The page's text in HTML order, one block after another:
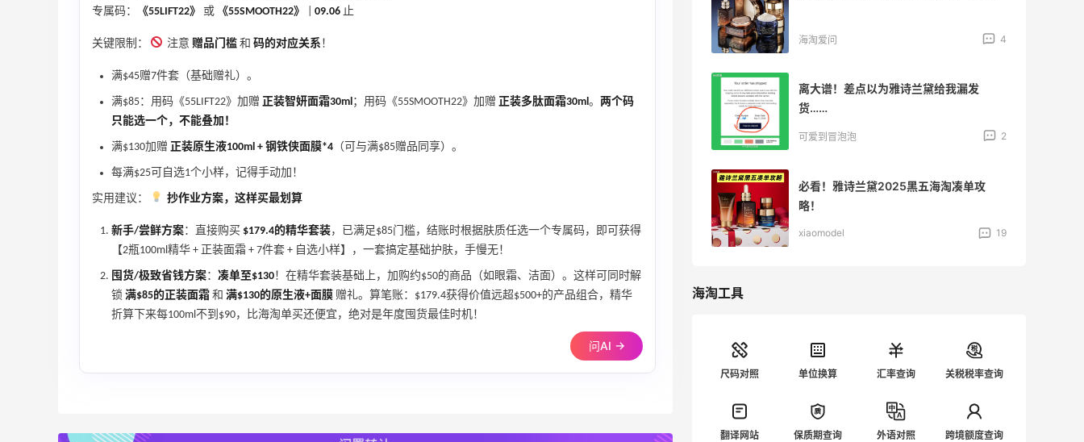
专属码：
《55LIFT22》 或 《55SMOOTH22》 09.06 止
关键限制： 注意 赠品门槛 和 码的对应关系 ！
满$45赠7件套（基础赠礼）。
满$85：用码《55LIFT22》加赠 正装智妍面霜30ml ；用码《55SMOOTH22》加赠 正装多肽面霜30ml 。 两个码
只能选一个，不能叠加！
满$130加赠 正装原生液100ml + 钢铁侠面膜*4 （可与满$85赠品同享）。
每满$25可自选1个小样，记得手动加！
实用建议： 抄作业方案，这样买最划算
新手/尝鲜方案：直接购买 $179.4的精华套装，已满足$85门槛，结账时根据肤质任选一个专属码，即可获得
【2瓶100ml精华 + 正装面霜 + 7件套 + 自选小样】，一套搞定基础护肤，手慢无！
囤货/极致省钱方案： 凑单至$130！在精华套装基础上，加购约$50的商品（如眼霜、洁面）。这样可同时解
锁 满$85的正装面霜 和 满$130的原生液+面膜 赠礼。算笔账：$179.4获得价值远超$500+的产品组合，精华
折算下来每100ml不到$90，比海淘单买还便宜，绝对是年度囤货最佳时机！
问AI →
货……
xiaomodel
海淘爱问 4
离大谱！差点以为雅诗兰黛给我漏发
货……
可爱到冒泡泡 2
必看！雅诗兰黛2025黑五海淘凑单攻
略！
xiaomodel 19
海淘工具
尺码对照 单位换算 汇率查询 关税税率查询
翻译网站 保质期查询 外语对照 跨境额度查询